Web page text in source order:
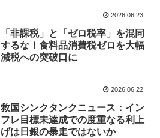
2026.06.23
「非課税」と「ゼロ税率」を混同
するな！食料品消費税ゼロを大幅
減税への突破口に
2026.06.22
救国シンクタンクニュース：イン
フレ目標未達成での度重なる利上
げは日銀の暴走ではないか